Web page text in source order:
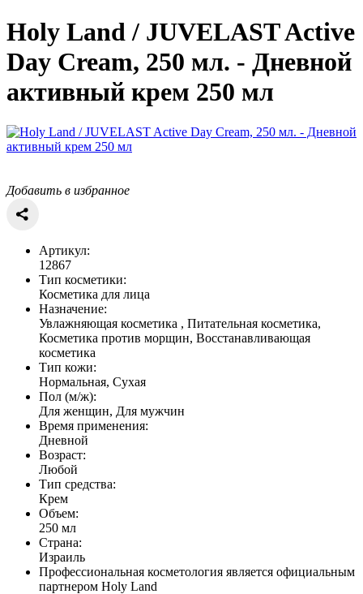
Holy Land / JUVELASTActive
Day Cream, 250 мл. - Дневной
активный крем 250 мл
Добавить в избранное
Артикул:
12867
Тип косметики:
Косметика для лица
Назначение:
Увлажняющая косметика , Питательная косметика,
Косметика против морщин, Восстанавливающая
косметика
Тип кожи:
Нормальная, Сухая
Пол (м/ж):
Для женщин, Для мужчин
Время применения:
Дневной
Возраст:
Любой
Тип средства:
Крем
Объем:
250 мл
Страна:
Израиль
Профессиональная косметология является официальным
партнером Holy Land